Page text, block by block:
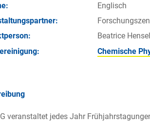
Englisch
Beatrice
Chemische
veranstaltet jedes Jahr